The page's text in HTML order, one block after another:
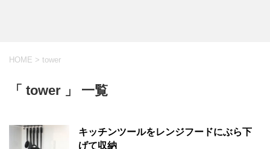
HOME > tower
「 tower 」 一覧
キッチンツールをレンジフードにぶら下
げて収納